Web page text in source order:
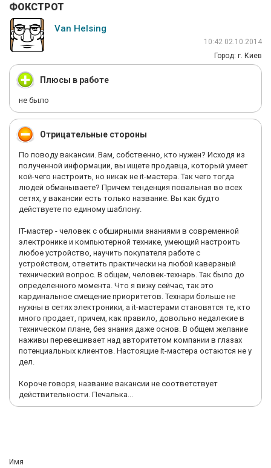
ФОКСТРОТ
Van Helsing
10:42 02.10.2014
Город: г. Киев
Плюсы в работе
не было
Отрицательные стороны
По поводу вакансии. Вам, собственно, кто нужен? Исходя из
полученной информации, вы ищете продавца, который умеет
кой-чего настроить, но никак не it-мастера. Так чего тогда
людей обманываете? Причем тенденция повальная во всех
сетях, у вакансии есть только название. Вы как будто
действуете по единому шаблону.
IT-мастер - человек с обширными знаниями в современной
электронике и компьютерной технике, умеющий настроить
любое устройство, научить покупателя работе с
устройством, ответить практически на любой каверзный
технический вопрос. В общем, человек-технарь. Так было до
определенного момента. Что я вижу сейчас, так это
кардинальное смещение приоритетов. Технари больше не
нужны в сетях электроники, а it-мастерами становятся те, кто
много продает, причем, как правило, довольно недалекие в
техническом плане, без знания даже основ. В общем желание
наживы перевешивает над авторитетом компании в глазах
потенциальных клиентов. Настоящие it-мастера остаются не у
дел.
Короче говоря, название вакансии не соответствует
действительности. Печалька...
Имя